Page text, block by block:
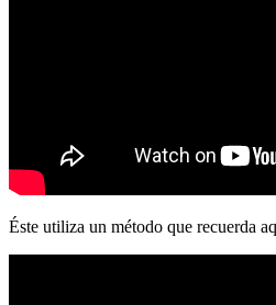
Éste utiliza un método que recuerda